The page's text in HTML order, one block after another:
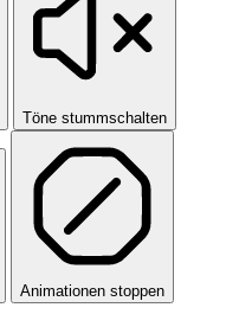
Töne stummschalten
Animationen stoppen